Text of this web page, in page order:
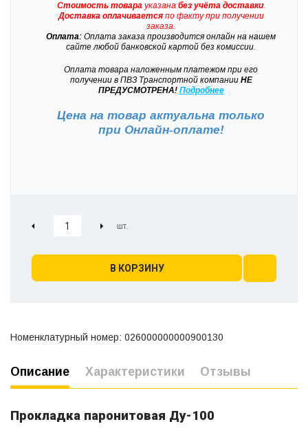
Стоимость товарауказана без учёта доставки.
Доставкаоплачиваетсяпо факту при получении
заказа.
Оплата: Оплата заказа производится онлайн на нашем
сайте любой банковской картой без комиссии.
Оплата товара наложенным платежом при его
получении в ПВЗ Транспортной компанииНЕ
ПРЕДУСМОТРЕНА! Подробнее
Цена на товар актуальна только
при Онлайн-оплате!
В КОРЗИНУ
Номенклатурный номер: 026000000000900130
Описание Характеристики Отзывы
Прокладка паронитовая Ду-100